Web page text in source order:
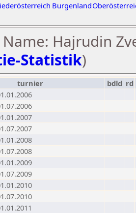
Burgenland
Hajrudin
Statistik)
turnier bdld rd